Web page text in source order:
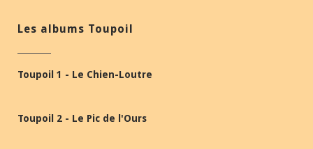
Les albums Toupoil
Toupoil 1 - Le Chien-Loutre
Toupoil 2 - Le Pic de l'Ours